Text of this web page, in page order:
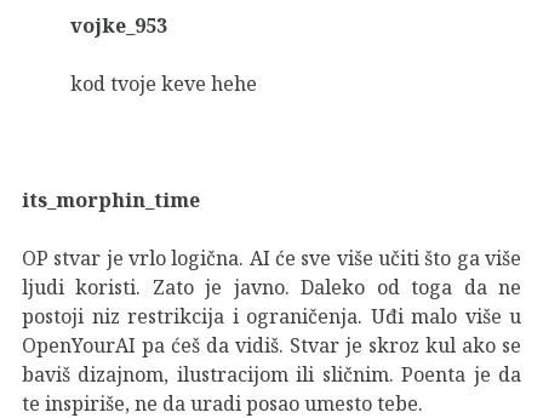
vojke_953
kod tvoje keve hehe
its_morphin_time
OP stvar je vrlo logična. AI će sve više učiti što ga više
ljudi koristi. Zato je javno. Daleko od toga da ne
postoji niz restrikcija i ograničenja. Uđi malo više u
OpenYourAI pa ćeš da vidiš. Stvar je skroz kul ako se
baviš dizajnom, ilustracijom ili sličnim. Poenta je da
te inspiriše, ne da uradi posao umesto tebe.